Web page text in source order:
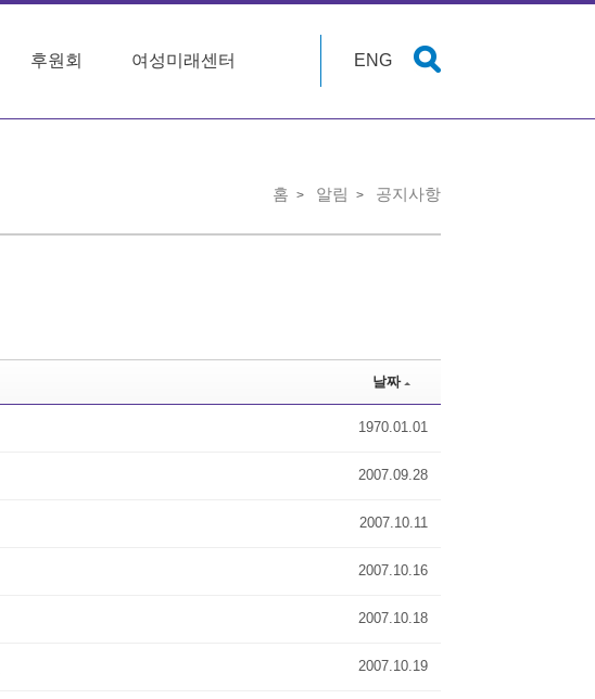
후원회 여성미래센터 ENG
홈 알림 공지사항
날짜
1970.01.01
2007.09.28
2007.10.11
2007.10.16
2007.10.18
2007.10.19